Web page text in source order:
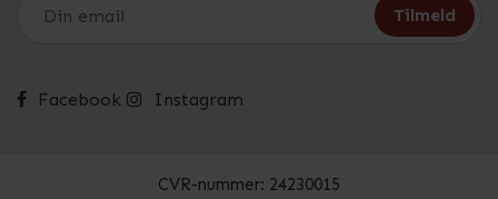
Facebook Instagram
CVR-nummer: 24230015